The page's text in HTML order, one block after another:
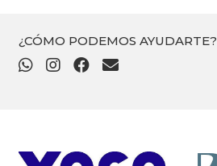
¿CÓMO PODEMOS AYUDARTE?